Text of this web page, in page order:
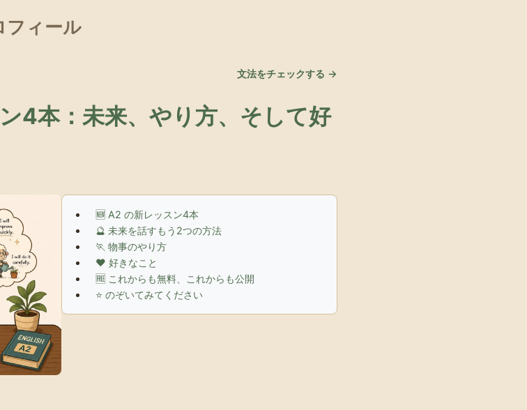
フィール
文法をチェックする →
4本：未来、やり方、そして好
🆕 A2 の新レッスン4本
🔮 未来を話すもう2つの方法
🏃 物事のやり方
❤️ 好きなこと
🆓 これからも無料、これからも公開
⭐ のぞいてみてください